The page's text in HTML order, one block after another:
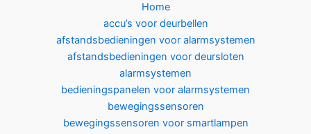
Home
accu’s voor deurbellen
afstandsbedieningen voor alarmsystemen
afstandsbedieningen voor deursloten
alarmsystemen
bedieningspanelen voor alarmsystemen
bewegingssensoren
bewegingssensoren voor smartlampen